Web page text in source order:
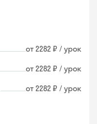
от 2282 ₽ / урок
от 2282 ₽ / урок
от 2282 ₽ / урок